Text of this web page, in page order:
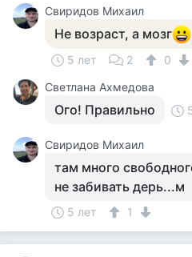
Свиридов Михаил
Не возраст, а мозг
5 лет 2
0
Светлана Ахмедова
Ого! Правильно
Свиридов Михаил
там много
не забивать дерь...м
5 лет 1